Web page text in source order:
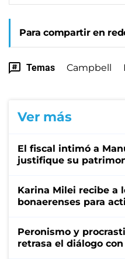
Para compartir en
Temas Campbell
Ver más
El fiscal intimó a
justifique su
Karina Milei recibe a
bonaerenses para
Peronismo y
retrasa el diálogo